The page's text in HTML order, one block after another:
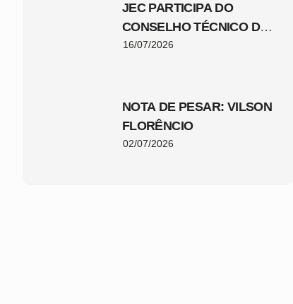
JEC PARTICIPA DO
CONSELHO TÉCNICO DA
COPA SANTA CATARINA
16/07/2026
NOTA DE PESAR: VILSON
FLORÊNCIO
02/07/2026